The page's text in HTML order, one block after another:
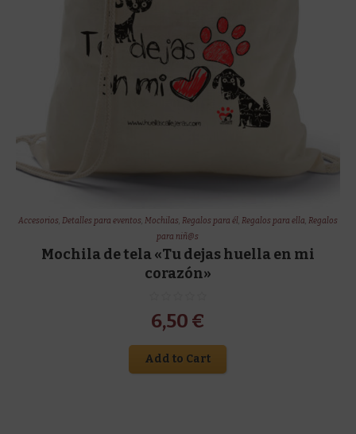
Accesorios, Detalles para eventos, Mochilas, Regalos para él, Regalos para ella, Regalos
para niñ@s
Mochila de tela «Tu dejas huella en mi
corazón»
6,50 €
Add to Cart